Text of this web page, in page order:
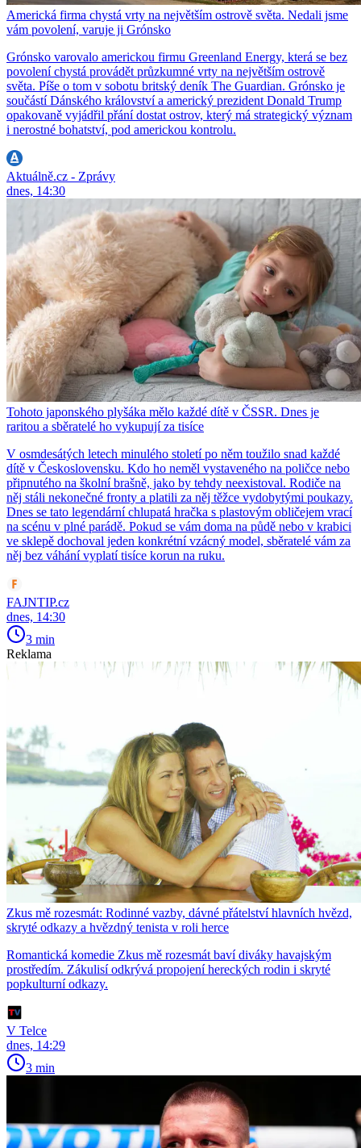
Americká firma chystá vrty na největším ostrově světa. Nedali jsme
vám povolení, varuje ji Grónsko
Grónsko varovalo americkou firmu Greenland Energy, která se bez
povolení chystá provádět průzkumné vrty na největším ostrově
světa. Píše o tom v sobotu britský deník The Guardian. Grónsko je
součástí Dánského království a americký prezident Donald Trump
opakovaně vyjádřil přání dostat ostrov, který má strategický význam
i nerostné bohatství, pod americkou kontrolu.
Aktuálně.cz - Zprávy
dnes, 14:30
Tohoto japonského plyšáka mělo každé dítě v ČSSR. Dnes je
raritou a sběratelé ho vykupují za tisíce
V osmdesátých letech minulého století po něm toužilo snad každé
dítě v Československu. Kdo ho neměl vystaveného na poličce nebo
připnutého na školní brašně, jako by tehdy neexistoval. Rodiče na
něj stáli nekonečné fronty a platili za něj těžce vydobytými poukazy.
Dnes se tato legendární chlupatá hračka s plastovým obličejem vrací
na scénu v plné parádě. Pokud se vám doma na půdě nebo v krabici
ve sklepě dochoval jeden konkrétní vzácný model, sběratelé vám za
něj bez váhání vyplatí tisíce korun na ruku.
FAJNTIP.cz
dnes, 14:30
3 min
Reklama
Zkus mě rozesmát: Rodinné vazby, dávné přátelství hlavních hvězd,
skryté odkazy a hvězdný tenista v roli herce
Romantická komedie Zkus mě rozesmát baví diváky havajským
prostředím. Zákulisí odkrývá propojení hereckých rodin i skryté
popkulturní odkazy.
V Telce
dnes, 14:29
3 min